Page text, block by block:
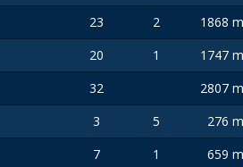
23 2
1868
20 1
1747
32
2807
3 5
276
7 1 659